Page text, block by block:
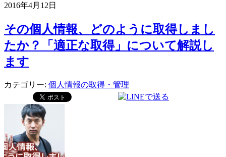
2016年4月12日
その個人情報、どのように取得しまし
たか？「適正な取得」について解説し
ます
カテゴリー: 個人情報の取得・管理